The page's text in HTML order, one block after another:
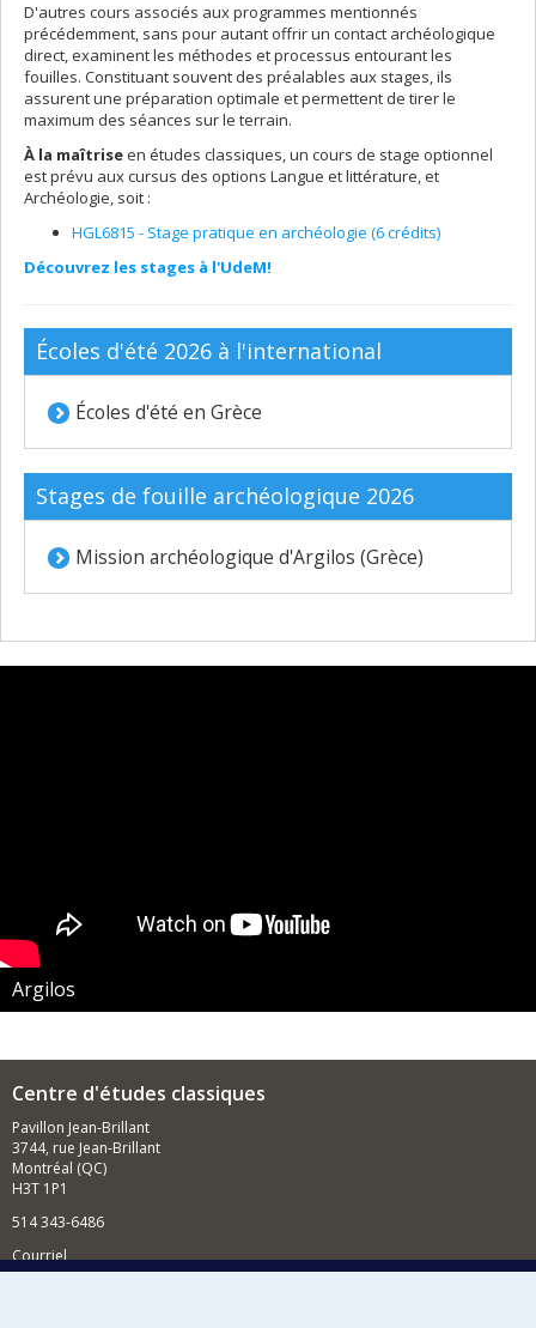
D'autres cours associés aux programmes mentionnés
précédemment, sans pour autant offrir un contact archéologique
direct, examinent les méthodes et processus entourant les
fouilles. Constituant souvent des préalables aux stages, ils
assurent une préparation optimale et permettent de tirer le
maximum des séances sur le terrain.
À la maîtriseen études classiques, un cours de stage optionnel
est prévu aux cursus des options Langue et littérature, et
Archéologie, soit :
HGL6815 - Stage pratique en archéologie (6 crédits)
Découvrez les stages à l'UdeM!
Écoles d'été 2026 à l'international
Écoles d'été en Grèce
Stages de fouille archéologique 2026
Mission archéologique d'Argilos (Grèce)
Argilos
Centre d'études classiques
Pavillon Jean-Brillant
3744, rue Jean-Brillant
Montréal (QC)
H3T 1P1
514 343-6486
Courriel